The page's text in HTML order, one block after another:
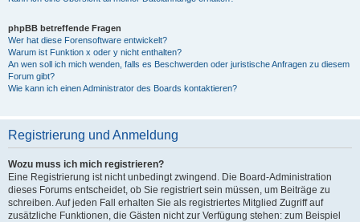
phpBB betreffende Fragen
Wer hat diese Forensoftware entwickelt?
Warum ist Funktion x oder y nicht enthalten?
An wen soll ich mich wenden, falls es Beschwerden oder juristische Anfragen zu diesem
Forum gibt?
Wie kann ich einen Administrator des Boards kontaktieren?
Registrierung und Anmeldung
Wozu muss ich mich registrieren?
Eine Registrierung ist nicht unbedingt zwingend. Die Board-Administration
dieses Forums entscheidet, ob Sie registriert sein müssen, um Beiträge zu
schreiben. Auf jeden Fall erhalten Sie als registriertes Mitglied Zugriff auf
zusätzliche Funktionen, die Gästen nicht zur Verfügung stehen: zum Beispiel